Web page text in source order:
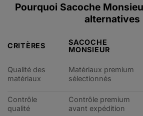
Pourquoi Sacoche
alternatives
CRITÈRES
SACOCHE
MONSIEUR
Qualité des
matériaux
Matériaux premium
sélectionnés
Contrôle
qualité
Contrôle premium
avant expédition